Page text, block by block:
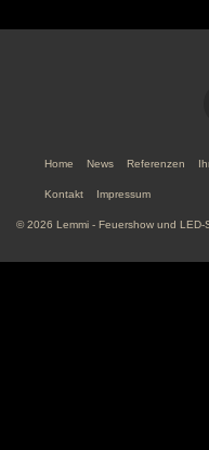
Home News Referenzen
Kontakt Impressum
© 2026 Lemmi - Feuershow und LED-